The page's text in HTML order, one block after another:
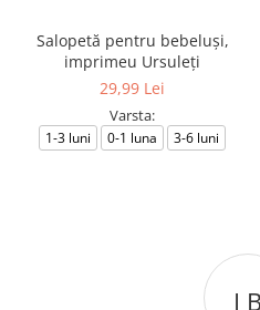
Salopetă pentru bebeluși,
imprimeu Ursuleți
29,99 Lei
Varsta:
1-3 luni 0-1 luna 3-6 luni